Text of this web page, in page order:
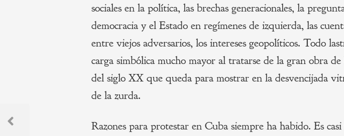
sociales en la política, las brechas generacionales, la
democracia y el Estado en regímenes de izquierda, las
entre viejos adversarios, los intereses geopolíticos. Todo
carga simbólica mucho mayor al tratarse de la gran obra
del siglo XX que queda para mostrar en la desvencijada
de la zurda.
Razones para protestar en Cuba siempre ha habido. Es
Navegación